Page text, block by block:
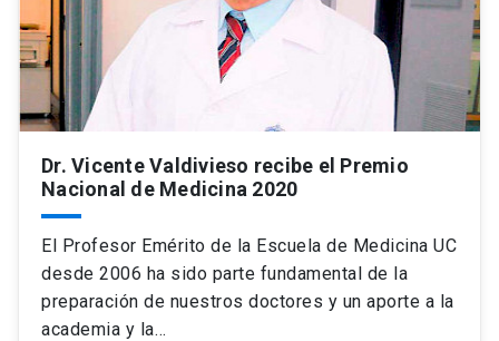
Dr. Vicente Valdivieso recibe el Premio
Nacional de Medicina 2020
El Profesor Emérito de la Escuela de Medicina UC
desde 2006 ha sido parte fundamental de la
preparación de nuestros doctores y un aporte a la
academia y la…